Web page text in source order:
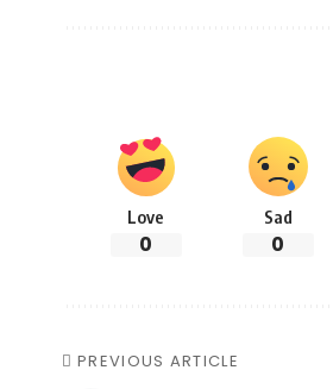
Love
0
Sad
0
PREVIOUS ARTICLE